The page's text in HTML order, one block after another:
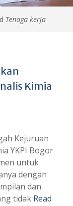
Tenaga kerja
Kimia
Kejuruan
YKPI Bogor
untuk
dengan
dan
tidak Read